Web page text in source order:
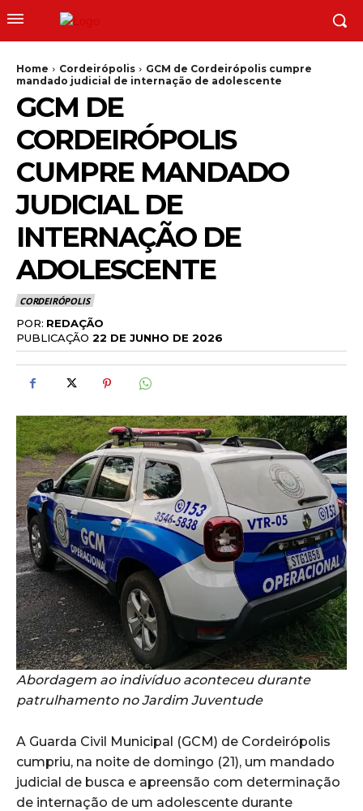
Home Cordeirópolis
GCM de Cordeirópolis cumpre
mandado judicial de internação de adolescente
GCM DE
CORDEIRÓPOLIS
CUMPRE MANDADO
JUDICIAL DE
INTERNAÇÃO DE
ADOLESCENTE
CORDEIRÓPOLIS
POR: REDAÇÃO
PUBLICAÇÃO 22 DE JUNHO DE 2026
Abordagem ao indivíduo aconteceu durante
patrulhamento no Jardim Juventude
A Guarda Civil Municipal (GCM) de Cordeirópolis
cumpriu, na noite de domingo (21), um mandado
judicial de busca e apreensão com determinação
de internação de um adolescente durante